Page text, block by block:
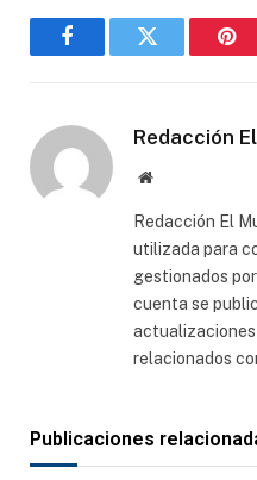
FacebookGorjeo
Redacción
Sitio
Redacción El
utilizada para
gestionados
cuenta se
relacionados
Publicaciones